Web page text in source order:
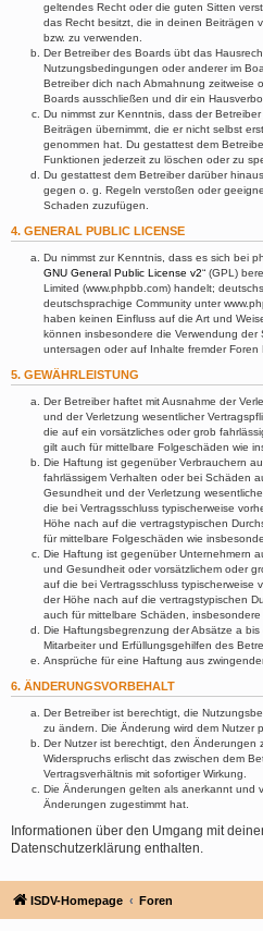
geltendes Recht oder die guten Sitten
das Recht besitzt, die in deinen Beiträgen
bzw. zu verwenden.
Der Betreiber des Boards übt das
Nutzungsbedingungen oder anderer im
Betreiber dich nach Abmahnung zeitweise
Boards ausschließen und dir ein
Du nimmst zur Kenntnis, dass der
Beiträgen übernimmt, die er nicht selbst
genommen hat. Du gestattest dem
Funktionen jederzeit zu löschen oder zu
Du gestattest dem Betreiber darüber
gegen o. g. Regeln verstoßen oder
Schaden zuzufügen.
4. GENERAL PUBLIC LICENSE
Du nimmst zur Kenntnis, dass es sich bei
GNU General Public License v2“ (GPL)
Limited (www.phpbb.com) handelt;
deutschsprachige Community unter
haben keinen Einfluss auf die Art und
können insbesondere die Verwendung der
untersagen oder auf Inhalte fremder Foren
5. GEWÄHRLEISTUNG
Der Betreiber haftet mit Ausnahme der
und der Verletzung wesentlicher
die auf ein vorsätzliches oder grob
gilt auch für mittelbare Folgeschäden wie
Die Haftung ist gegenüber Verbrauchern
fahrlässigem Verhalten oder bei Schäden
Gesundheit und der Verletzung
die bei Vertragsschluss typischerweise
Höhe nach auf die vertragstypischen
für mittelbare Folgeschäden wie
Die Haftung ist gegenüber Unternehmern
und Gesundheit oder vorsätzlichem oder
auf die bei Vertragsschluss typischerweise
der Höhe nach auf die vertragstypischen
auch für mittelbare Schäden,
Die Haftungsbegrenzung der Absätze a
Mitarbeiter und Erfüllungsgehilfen des
Ansprüche für eine Haftung aus
6. ÄNDERUNGSVORBEHALT
Der Betreiber ist berechtigt, die
zu ändern. Die Änderung wird dem Nutzer
Der Nutzer ist berechtigt, den Änderungen
Widerspruchs erlischt das zwischen dem
Vertragsverhältnis mit sofortiger Wirkung.
Die Änderungen gelten als anerkannt und
Änderungen zugestimmt hat.
Informationen über den Umgang mit
Datenschutzerklärung enthalten.
ISDV-Homepage Foren